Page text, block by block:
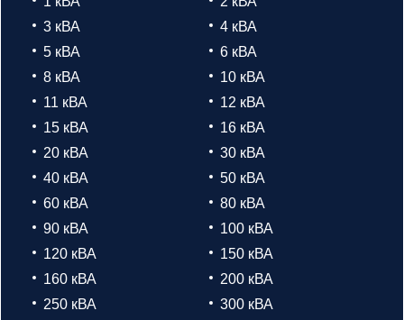
3 кВА
4 кВА
5 кВА
6 кВА
8 кВА
10 кВА
11 кВА
12 кВА
15 кВА
16 кВА
20 кВА
30 кВА
40 кВА
50 кВА
60 кВА
80 кВА
90 кВА
100 кВА
120 кВА
150 кВА
160 кВА
200 кВА
250 кВА
300 кВА